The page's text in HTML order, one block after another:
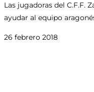
Las jugadoras del C.F.F.
ayudar al equipo
26 febrero 2018